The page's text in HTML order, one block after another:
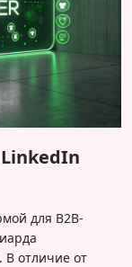
для B2B-
В отличие от